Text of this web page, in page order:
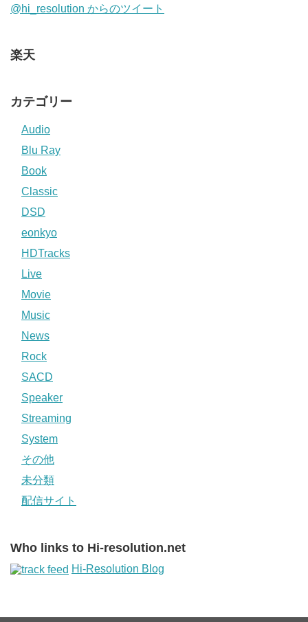
@hi_resolution からのツイート
楽天
カテゴリー
Audio
Blu Ray
Book
Classic
DSD
eonkyo
HDTracks
Live
Movie
Music
News
Rock
SACD
Speaker
Streaming
System
その他
未分類
配信サイト
Who links to Hi-resolution.net
Hi-Resolution Blog